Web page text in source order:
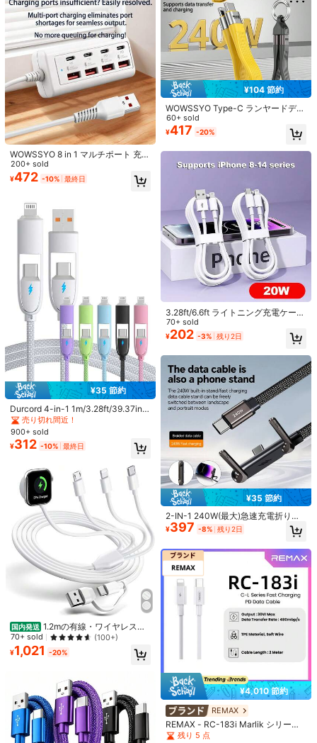
SGP Hybrid
e***6が閲覧中
4.80
529 フォロワー
4.80 529 フォロワー
4.80 529 フォロワー
4.80 529 フォロワー
4.80 529 フォロワー
フォロー
22K 件が最近販売されました 2.8K 回数目のご購入
あなたにおすすめの商品
おすすめ ホーム＆インテリア オフィス＆学用品 電子機器＆ケース
高速充電データケーブル 効率的なデ
ータ転送 14 Pro Max/14 Pro/14 Plu
s/14/13/12/11/XS/XR/8/7/6/ノートパ
ソコンシリーズ対応
#2 ベストセラー
売り切れ間近！
#2 ベストセラー
売り切れ間近！
#2 ベストセラー
売り切れ間近！
#2 ベストセラー
売り切れ間近！
1.9k+ sold
253 -10%
¥29 節約
BinBoom MFi認証 Lightning充電ケ
ーブル、急速充電、iPhone 14/13/1
2/11 Pro Max/XS Max/XR/XS/X/8/7
売り切れ間近！
232 -11% 残り2日
5
¥33 節約
MFi認証ナイロン編組高速充電デー
タケーブル、iPhone 13/12/11/XR/8/
s、13 Pro Max、13 Pro、13、12 Pr
o、12、11、XS、XR、8 Plus、8、
7、6、5、SEなどのノートパソコン
シリーズ、およびLightning & Nanイ
ンターフェースに対応、高速充電を
サポート
1.3k+ sold
295
cm 高効率データ転送 高速充電ケー
ブル 16シリーズ、17 Pro Max/17 Pr
o/17 Plus/17/16/15、S25/S24/S23/
S22/S21/S20 Ultra Plus、シリーズ
対応
100+ sold
214
WOWSSYO 8 in 1 マルチポート 充電
器 ハブ 25W ブラック/ホワイト アダ
プター 4 USB ポート + 4 Type C P
D 急速充電ポート パワーハブ 急速充
ラグ/マルチ出力 アウトレット USB
アダプター USB C ハブ USB ハブ/マ
ルチポートハブ ノートパソコン、ス
マートフォン、タブレットなどの機
200+ sold
¥472 -10% 最終日
¥35 節約
Durcord 4-in-1 1m/3.28ft/39.37in 1
00W(最大) ナイロン編組Lightningデ
ータケーブル、iPhone 17/16/15/14/
13/12/Pro Maxシリーズ、Galaxy S2
5シリーズ、その他のスマートフォ
アダプター、充電＆データ同期ケー
ブル
売り切れ間近！
900+ sold
¥312 -10% 最終日
国内発送 1.2mの有線・ワイヤレス充
電器。多機能充電ケーブル、Type-
CとUSB電源に対応。Phone、Andr
oid、カメラ、MP3対応ユニバーサ
70+ sold (100+)
¥1,021 -20%
¥104 節約
WOWSSYO Type-C ランヤードデー
タケーブル、PD240W急速充電対
応、マイクロファイバーレザー、US
B-C×2、スマホランヤー キーチェー
60+ sold
¥417 -20%
3.28ft/6.6ft ライトニング充電ケーブ
ル、[MFi認証] USB A to ライトニン
グ充電ケーブル、13 12 11/Mini Pro
XR Xs Max X SE 8 7 6 Plus/iPod対
70+ sold
¥202 -3% 残り2日
¥35 節約
2-IN-1 240W(最大)急速充電折りた
たみ式ブラケットデータケーブル、
ナイロン編み込みケーブル急速充
ホ・タブレットスタンド Type-C to
Type-C、17/16/15/PRO MAX/Hono
r/ノートパソコン、A5対応、高効率
充電ケーブル
¥397 -8% 残り2日
¥4,010 節約
REMAX
REMAX - RC-183i Marlik シリーズ
30W PD急速充電 Type-C - Lightnin
残り 5 点